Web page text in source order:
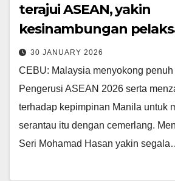
terajui ASEAN, yakin
kesinambungan
30 JANUARY 2026
CEBU: Malaysia menyokong
Pengerusi ASEAN 2026 serta
terhadap kepimpinan Manila untuk
serantau itu dengan cemerlang.
Seri Mohamad Hasan yakin